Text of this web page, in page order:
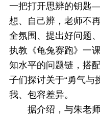
一把打开思辨的钥匙
想、自己辨，老师不
全氛围、提出好问题
执教《龟兔赛跑》一
知水平的问题链，搭
子们探讨关于“勇气与
我、包容差异。
据介绍，与朱老